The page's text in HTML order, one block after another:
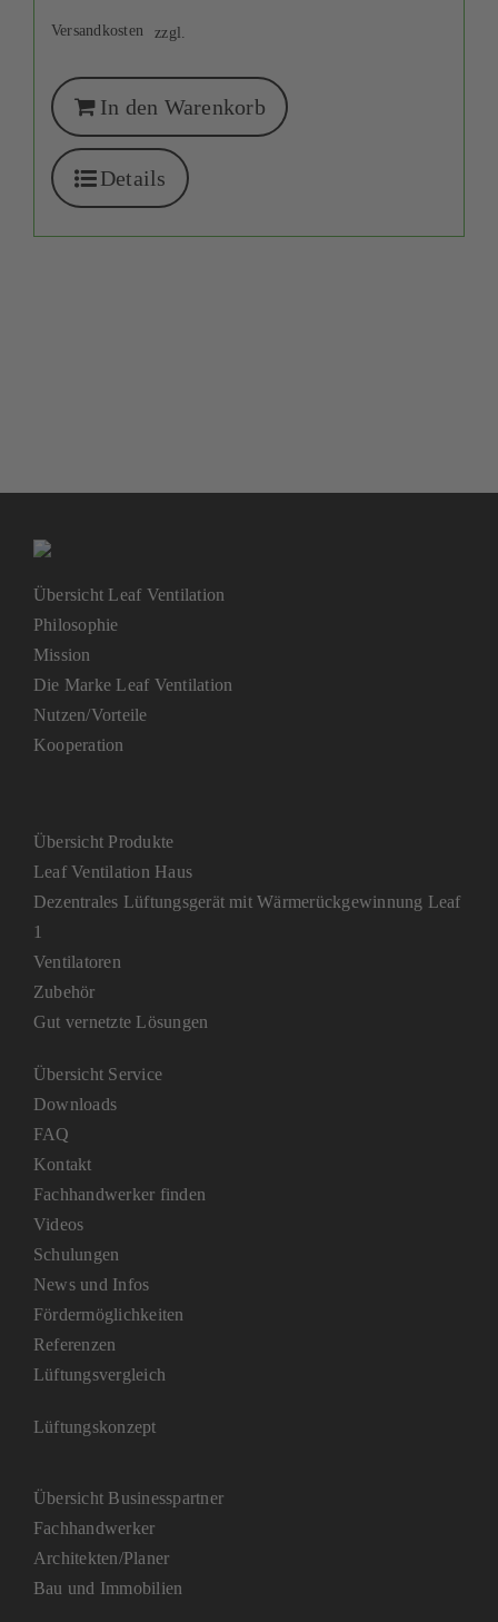
zzgl.
Versandkosten
In den Warenkorb
Details
Übersicht Leaf Ventilation
Philosophie
Mission
Die Marke Leaf Ventilation
Nutzen/Vorteile
Kooperation
Übersicht Produkte
Leaf Ventilation Haus
Dezentrales Lüftungsgerät mit Wärmerückgewinnung Leaf
1
Ventilatoren
Zubehör
Gut vernetzte Lösungen
Übersicht Service
Downloads
FAQ
Kontakt
Fachhandwerker finden
Videos
Schulungen
News und Infos
Fördermöglichkeiten
Referenzen
Lüftungsvergleich
Lüftungskonzept
Übersicht Businesspartner
Fachhandwerker
Architekten/Planer
Bau und Immobilien